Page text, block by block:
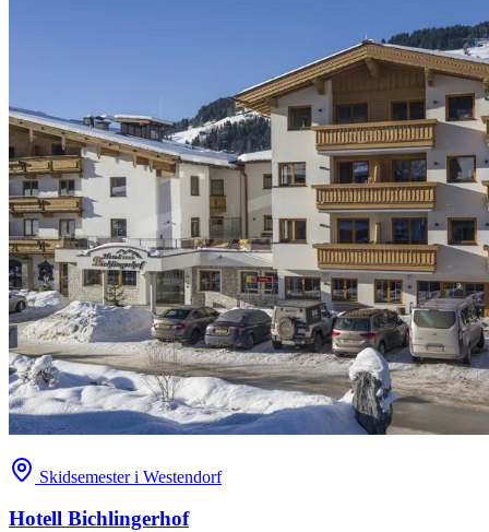
Skidsemester i Westendorf
Hotell Bichlingerhof